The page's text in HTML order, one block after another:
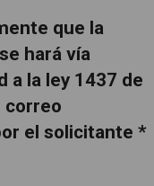
que la
hará vía
a la ley 1437 de
correo
el solicitante *